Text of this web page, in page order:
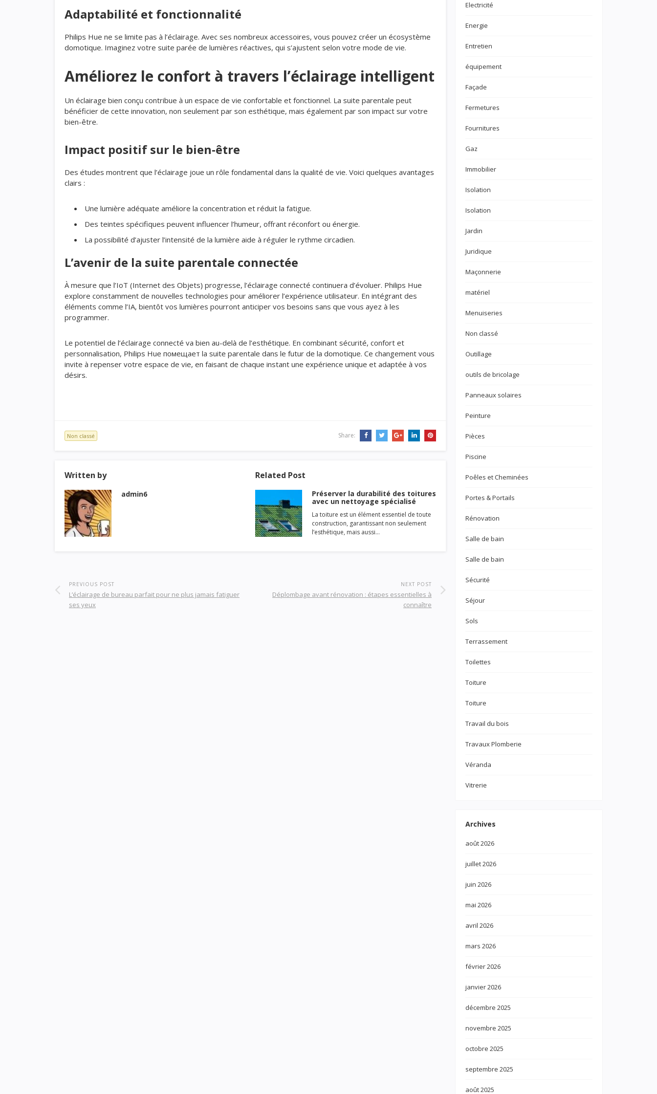
Adaptabilité et fonctionnalité
Philips Hue ne se limite pas à l’éclairage. Avec ses nombreux accessoires, vous pouvez créer un écosystème
domotique. Imaginez votre suite parée de lumières réactives, qui s’ajustent selon votre mode de vie.
Améliorez le confort à travers l’éclairage intelligent
Un éclairage bien conçu contribue à un espace de vie confortable et fonctionnel. La suite parentale peut
bénéficier de cette innovation, non seulement par son esthétique, mais également par son impact sur votre
bien-être.
Impact positif sur le bien-être
Des études montrent que l’éclairage joue un rôle fondamental dans la qualité de vie. Voici quelques avantages
clairs :
Une lumière adéquate améliore la concentration et réduit la fatigue.
Des teintes spécifiques peuvent influencer l’humeur, offrant réconfort ou énergie.
La possibilité d’ajuster l’intensité de la lumière aide à réguler le rythme circadien.
L’avenir de la suite parentale connectée
À mesure que l’IoT (Internet des Objets) progresse, l’éclairage connecté continuera d’évoluer. Philips Hue
explore constamment de nouvelles technologies pour améliorer l’expérience utilisateur. En intégrant des
éléments comme l’IA, bientôt vos lumières pourront anticiper vos besoins sans que vous ayez à les
programmer.
Le potentiel de l’éclairage connecté va bien au-delà de l’esthétique. En combinant sécurité, confort et
personnalisation, Philips Hue помещает la suite parentale dans le futur de la domotique. Ce changement vous
invite à repenser votre espace de vie, en faisant de chaque instant une expérience unique et adaptée à vos
désirs.
Non classé Share:
Written by
admin6
Related Post
Préserver la durabilité des toitures
avec un nettoyage spécialisé
La toiture est un élément essentiel de toute
construction, garantissant non seulement
l’esthétique, mais aussi…
PREVIOUS POST
L’éclairage de bureau parfait pour ne plus jamais fatiguer
ses yeux
NEXT POST
Déplombage avant rénovation : étapes essentielles à
connaître
Electricité
Energie
Entretien
équipement
Façade
Fermetures
Fournitures
Gaz
Immobilier
Isolation
Isolation
Jardin
Juridique
Maçonnerie
matériel
Menuiseries
Non classé
Outillage
outils de bricolage
Panneaux solaires
Peinture
Pièces
Piscine
Poêles et Cheminées
Portes & Portails
Rénovation
Salle de bain
Salle de bain
Sécurité
Séjour
Sols
Terrassement
Toilettes
Toiture
Toiture
Travail du bois
Travaux Plomberie
Véranda
Vitrerie
Archives
août 2026
juillet 2026
juin 2026
mai 2026
avril 2026
mars 2026
février 2026
janvier 2026
décembre 2025
novembre 2025
octobre 2025
septembre 2025
août 2025